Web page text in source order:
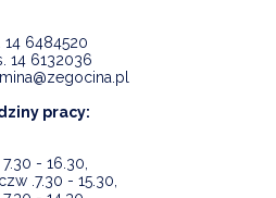
14 6484520
14 6132036
pracy:
7.30 - 16.30,
.7.30 - 15.30,